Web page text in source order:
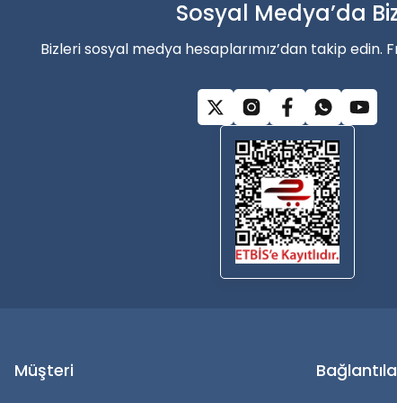
Ürün fiyatı diğer sitelerden daha pahalı.
Bu ürüne benzer farklı alternatifler olmalı.
Alışverişe Başla
Sosyal Medya’da
Bizleri sosyal medya hesaplarımız’dan takip edin.
Müşteri